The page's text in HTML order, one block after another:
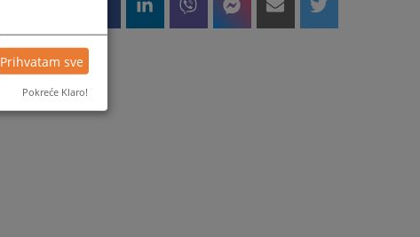
Prihvatam sve
Pokreće Klaro!